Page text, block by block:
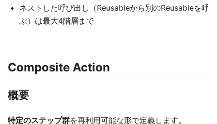
ネストした呼び出し（Reusableから別のReusableを呼
ぶ）は最大4階層まで
Composite Action
概要
特定のステップ群を再利用可能な形で定義します。